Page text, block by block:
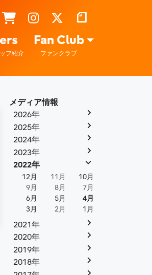
フ紹介
Fan Club
ファンクラブ
メディア情報
2026年
2025年
2024年
2023年
2022年
12月 11月
10月
9月
8月
7月
6月
5月
4月
3月
2月 1月
2021年
2020年
2019年
2018年